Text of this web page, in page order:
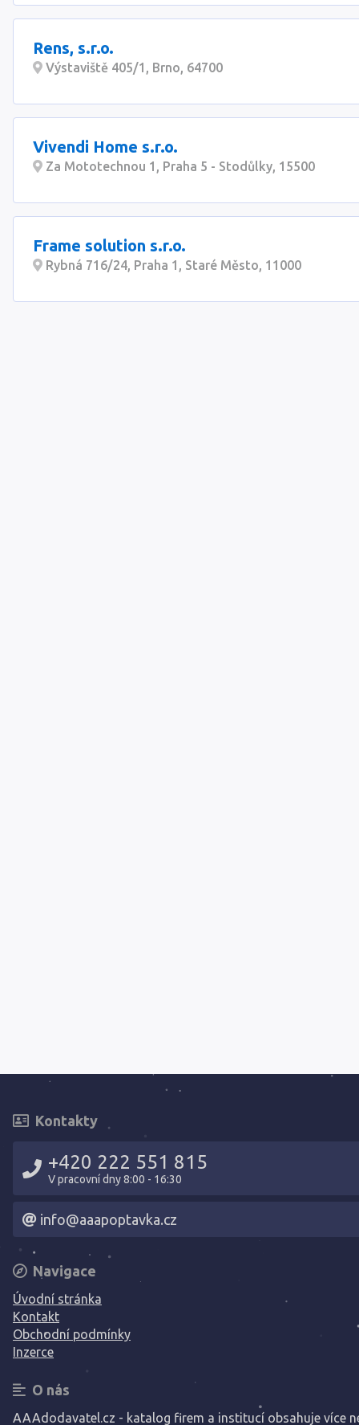
Rens, s.r.o.
Výstaviště 405/1, Brno, 64700
Vivendi Home s.r.o.
Za Mototechnou 1, Praha 5 - Stodůlky, 15500
Frame solution s.r.o.
Rybná 716/24, Praha 1, Staré Město, 11000
Kontakty
+420 222 551 815
V pracovní dny 8:00 - 16:30
info@aaapoptavka.cz
Navigace
Úvodní stránka
Kontakt
Obchodní podmínky
Inzerce
O nás
AAAdodavatel.cz - katalog firem a institucí obsahuje více